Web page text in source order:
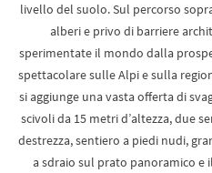
livello del suolo. Sul percorso
alberi e privo di barriere
sperimentate il mondo dalla
spettacolare sulle Alpi e sulla
si aggiunge una vasta offerta di
scivoli da 15 metri d’altezza, due
destrezza, sentiero a piedi nudi,
a sdraio sul prato panoramico e